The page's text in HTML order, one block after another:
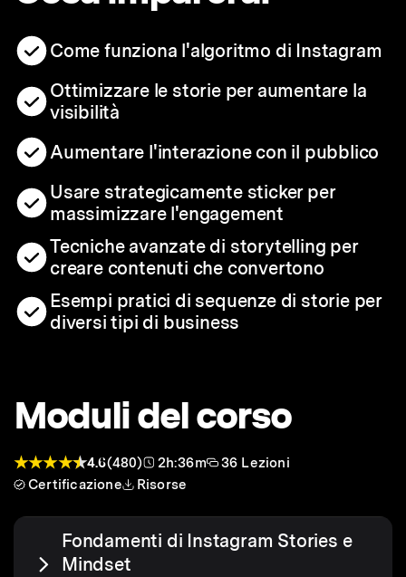
Come funziona l'algoritmo di Instagram
Ottimizzare le storie per aumentare la
visibilità
Aumentare l'interazione con il pubblico
Usare strategicamente sticker per
massimizzare l'engagement
Tecniche avanzate di storytelling per
creare contenuti che convertono
Esempi pratici di sequenze di storie per
diversi tipi di business
Moduli del corso
4.6(480) 2h:36m
36 Lezioni
Certificazione
Risorse
Fondamenti di Instagram Stories e
Mindset